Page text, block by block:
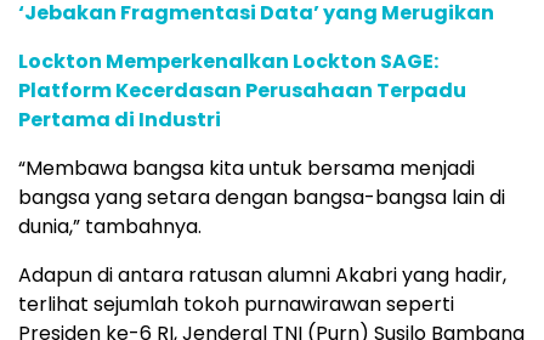
‘Jebakan Fragmentasi Data’ yang Merugikan
Lockton Memperkenalkan Lockton SAGE:
Platform Kecerdasan Perusahaan Terpadu
Pertama di Industri
“Membawa bangsa kita untuk bersama menjadi
bangsa yang setara dengan bangsa-bangsa lain di
dunia,” tambahnya.
Adapun di antara ratusan alumni Akabri yang hadir,
terlihat sejumlah tokoh purnawirawan seperti
Presiden ke-6 RI, Jenderal TNI (Purn) Susilo Bambang